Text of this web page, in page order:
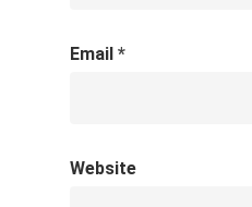
Email *
Website